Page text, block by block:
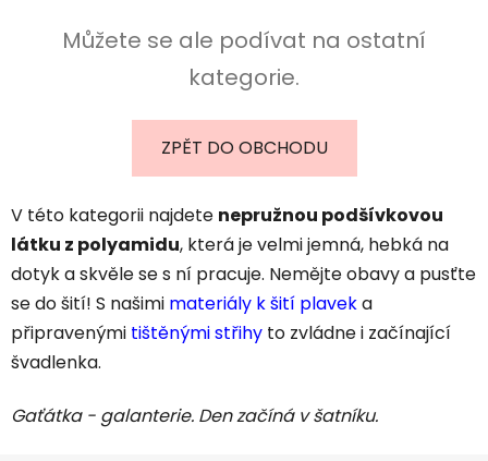
Můžete se ale podívat na ostatní
kategorie.
ZPĚT DO OBCHODU
V této kategorii najdete nepružnou podšívkovou
látku z polyamidu, která je velmi jemná, hebká na
dotyk a skvěle se s ní pracuje. Nemějte obavy a pusťte
se do šití! S našimi materiály k šití plaveka
připravenými tištěnými střihy to zvládne i začínající
švadlenka.
Gaťátka - galanterie. Den začíná v šatníku.